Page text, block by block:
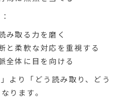
み取る力を磨く
と柔軟な対応を重視する
全体に目を向ける
より「どう読み取り、どう
ります。